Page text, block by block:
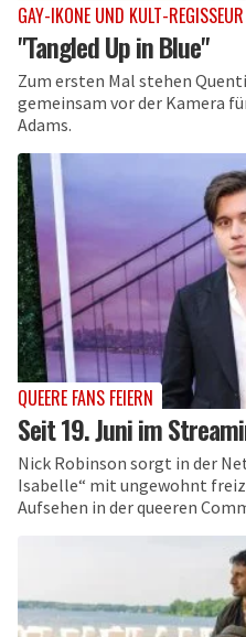
GAY-IKONE UND KULT-REGISSEUR
"Tangled Up in Blue"
Zum ersten Mal stehen
gemeinsam vor der Kamera
Adams.
QUEERE FANS FEIERN
Seit 19. Juni im
Nick Robinson sorgt in der
Isabelle“ mit ungewohnt
Aufsehen in der queeren